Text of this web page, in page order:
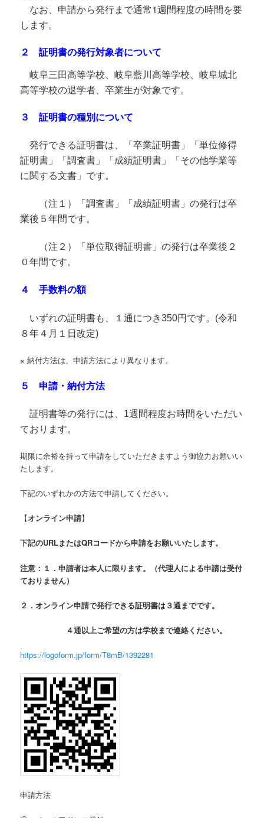
移
動
なお、申請から発行まで通常1週間程度の時間を要
します。
２ 証明書の発行対象者について
岐阜三田高等学校、岐阜藍川高等学校、岐阜城北
高等学校の退学者、卒業生が対象です。
３ 証明書の種別について
発行できる証明書は、「卒業証明書」「単位修得
証明書」「調査書」「成績証明書」「その他学業等
に関する文書」です。
（注１）「調査書」「成績証明書」の発行は卒
業後５年間です。
（注２）「単位取得証明書」の発行は卒業後２
０年間です。
４ 手数料の額
いずれの証明書も、１通につき350円です。(令和
８年４月１日改定)
※ 納付方法は、申請方法により異なります。
５ 申請・納付方法
証明書等の発行には、1週間程度お時間をいただい
ております。
期限に余裕を持って申請をしていただきますよう御協力お願いい
たします。
下記のいずれかの方法で申請してください。
【オンライン申請】
下記のURLまたはQRコードから申請をお願いいたします。
注意：１．申請者は本人に限ります。（代理人による申請は受付
ておりません）
２．オンライン申請で発行できる証明書は３通までです。
４通以上ご希望の方は学校まで連絡ください。
https://logoform.jp/form/T8mB/1392281
申請方法